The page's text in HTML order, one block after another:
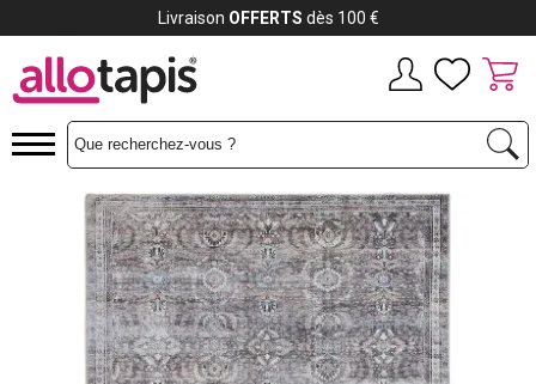
Payez jusqu'à12x